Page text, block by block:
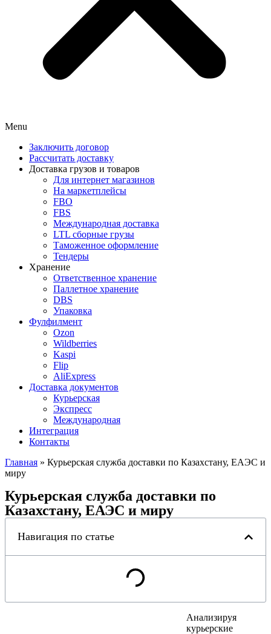
Menu
Заключить договор
Рассчитать доставку
Доставка грузов и товаров
Для интернет магазинов
На маркетплейсы
FBO
FBS
Международная доставка
LTL сборные грузы
Таможенное оформление
Тендеры
Хранение
Ответственное хранение
Паллетное хранение
DBS
Упаковка
Фулфилмент
Ozon
Wildberries
Kaspi
Flip
AliExpress
Доставка документов
Курьерская
Экспресс
Международная
Интеграция
Контакты
Главная » Курьерская служба доставки по Казахстану, ЕАЭС и
миру
Курьерская служба доставки по
Казахстану, ЕАЭС и миру
Навигация по статье
Анализируя
курьерские